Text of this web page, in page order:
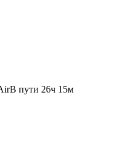
В пути 26ч 15м